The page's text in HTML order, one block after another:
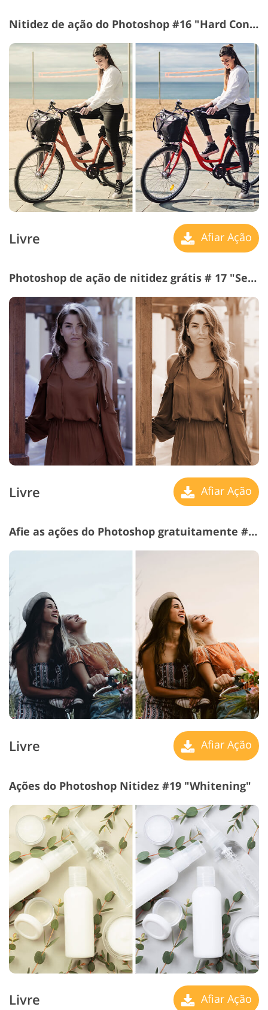
Nitidez de ação do Photoshop #16 "Hard Contrast"
Livre Afiar Ação
Photoshop de ação de nitidez grátis # 17 "Sepia Dramatic"
Livre Afiar Ação
Afie as ações do Photoshop gratuitamente # 18 "Warm Toning"
Livre Afiar Ação
Ações do Photoshop Nitidez #19 "Whitening"
Livre Afiar Ação